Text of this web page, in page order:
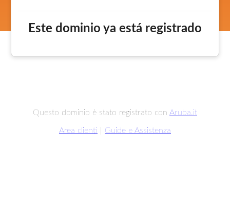
Este dominio ya está registrado
Questo dominio è stato registrato con Aruba.it
Area clienti Guide e Assistenza